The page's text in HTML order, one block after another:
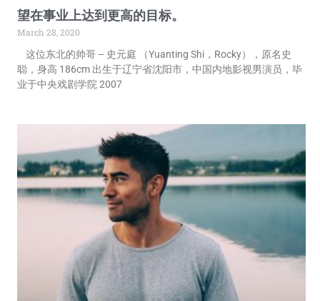
望在事业上达到更高的目标。
March 28, 2020
这位东北的帅哥 – 史元庭 （Yuanting Shi，Rocky），原名史
聪，身高 186cm 出生于辽宁省沈阳市，中国内地影视男演员，毕
业于中央戏剧学院 2007